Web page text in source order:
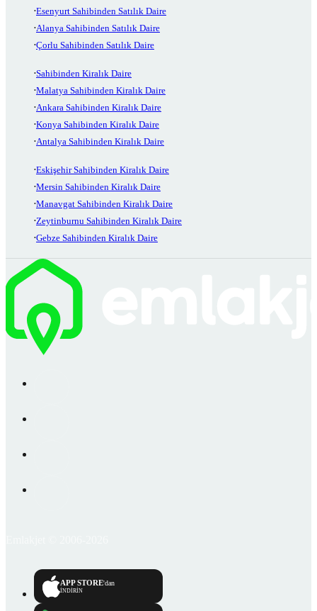
Esenyurt Sahibinden Satılık Daire
Alanya Sahibinden Satılık Daire
Çorlu Sahibinden Satılık Daire
Sahibinden Kiralık Daire
Malatya Sahibinden Kiralık Daire
Ankara Sahibinden Kiralık Daire
Konya Sahibinden Kiralık Daire
Antalya Sahibinden Kiralık Daire
Eskişehir Sahibinden Kiralık Daire
Mersin Sahibinden Kiralık Daire
Manavgat Sahibinden Kiralık Daire
Zeytinburnu Sahibinden Kiralık Daire
Gebze Sahibinden Kiralık Daire
APP STORE'dan
İNDİRİN